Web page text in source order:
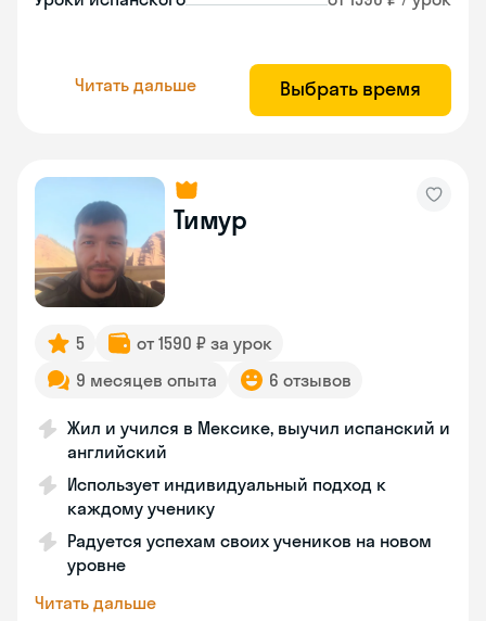
Читать дальше Выбрать время
Тимур
5
от 1590 ₽ за урок
9 месяцев опыта
6 отзывов
Жил и учился в Мексике, выучил испанский и
английский
Использует индивидуальный подход к
каждому ученику
Радуется успехам своих учеников на новом
уровне
Читать дальше